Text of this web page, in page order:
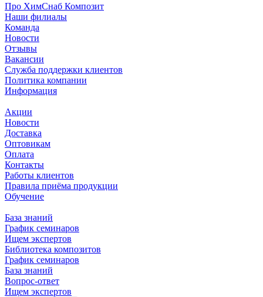
Про ХимСнаб Композит
Наши филиалы
Команда
Новости
Отзывы
Вакансии
Служба поддержки клиентов
Политика компании
Информация
Акции
Новости
Доставка
Оптовикам
Оплата
Контакты
Работы клиентов
Правила приёма продукции
Обучение
База знаний
График семинаров
Ищем экспертов
Библиотека композитов
График семинаров
База знаний
Вопрос-ответ
Ищем экспертов